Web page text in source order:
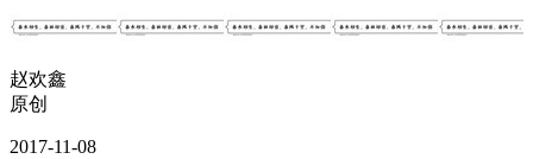
赵欢鑫
原创
2017-11-08